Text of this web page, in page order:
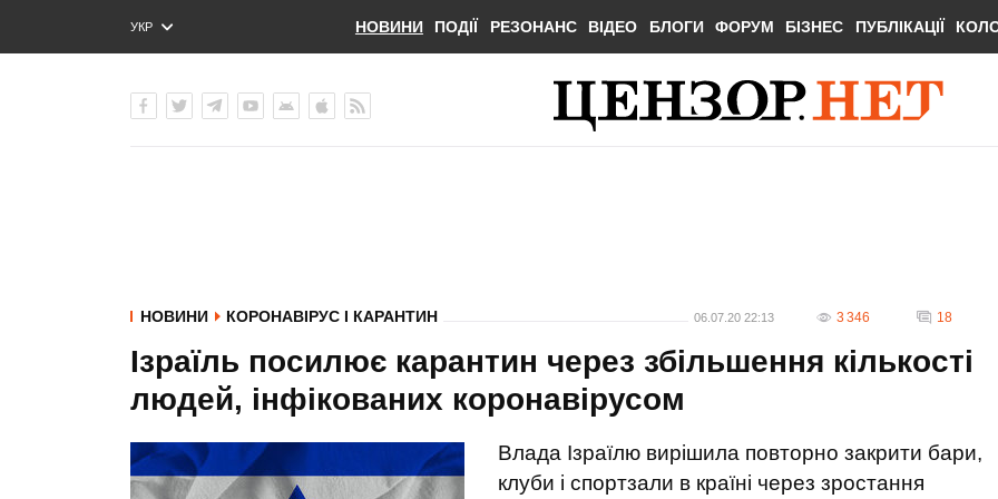
УКР
ENG
НОВИНИ ПОДІЇ РЕЗОНАНС ВІДЕО БЛОГИ ФОРУМ БІЗНЕС ПУБЛІКАЦІЇ
НОВИНИ КОРОНАВІРУС І КАРАНТИН 06.07.20 22:13 3 346 18
Ізраїль посилює карантин через збільшення кількості
людей, інфікованих коронавірусом
Влада Ізраїлю вирішила повторно закрити бари,
клуби і спортзали в країні через зростання